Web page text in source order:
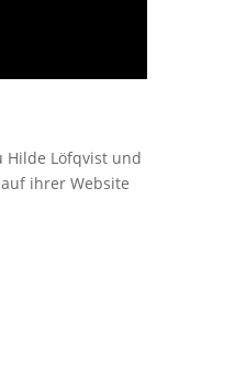
Hilde Löfqvist und
ihrer Website